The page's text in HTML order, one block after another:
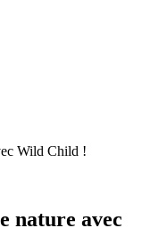
Wild Child !
nature avec